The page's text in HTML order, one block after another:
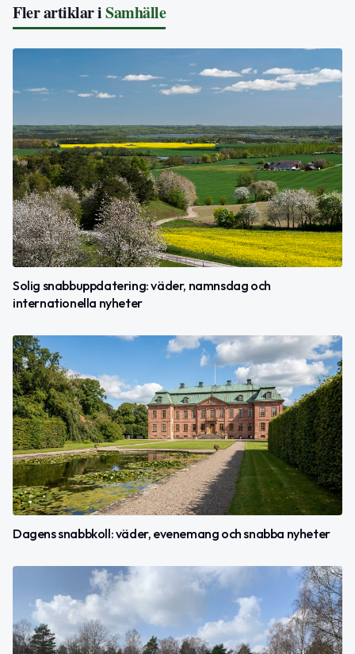
Fler artiklar iSamhälle
Solig snabbuppdatering: väder, namnsdag och
internationella nyheter
Dagens snabbkoll: väder, evenemang och snabba nyheter